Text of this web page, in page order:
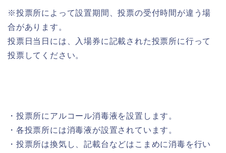
※投票所によって設置期間、投票の受付時間が違う場
合があります。
投票日当日には、入場券に記載された投票所に行って
投票してください。
・投票所にアルコール消毒液を設置します。
・各投票所には消毒液が設置されています。
・投票所は換気し、記載台などはこまめに消毒を行い